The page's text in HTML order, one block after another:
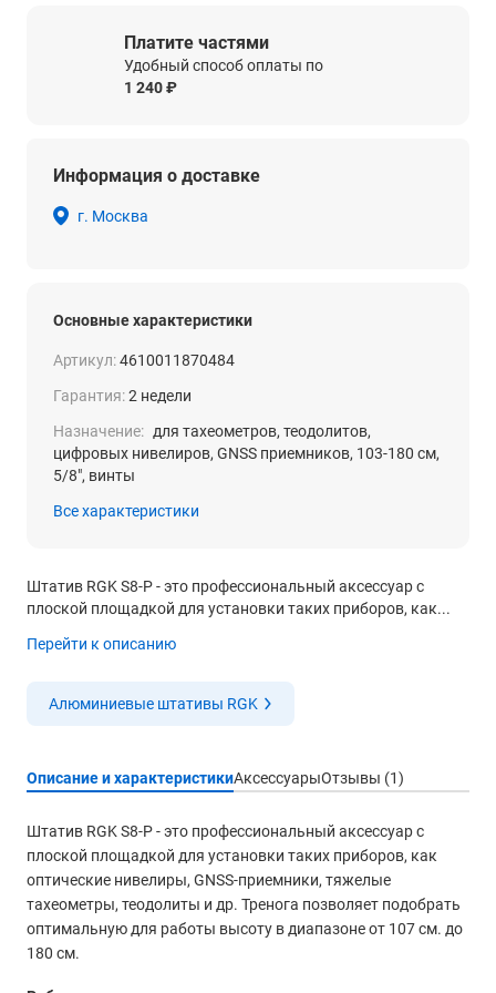
Платите частями
Удобный способ оплаты по
1 240 ₽
Информация о доставке
г. Москва
Основные характеристики
Артикул:4610011870484
Гарантия:2 недели
Назначение: для тахеометров, теодолитов,
цифровых нивелиров, GNSS приемников, 103-180 см,
5/8", винты
Все характеристики
Штатив RGK S8-P - это профессиональный аксессуар с
плоской площадкой для установки таких приборов, как...
Перейти к описанию
Алюминиевые штативы RGK
Описание и характеристикиАксессуарыОтзывы (1)
Штатив RGK S8-P - это профессиональный аксессуар с
плоской площадкой для установки таких приборов, как
оптические нивелиры, GNSS-приемники, тяжелые
тахеометры, теодолиты и др. Тренога позволяет подобрать
оптимальную для работы высоту в диапазоне от 107 cм. до
180 см.